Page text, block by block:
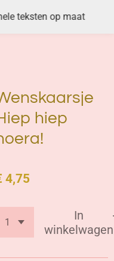
teksten op maat
hiep
4,75
In
winkelwagen